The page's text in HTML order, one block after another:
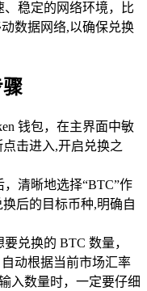
稳定的网络环境，比
数据网络,以确保兑换
钱包，在主界面中敏
击进入,开启兑换之
，清晰地选择“BTC”作
后的目标币种,明确自
兑换的 BTC 数量，
动根据当前市场汇率
入数量时，一定要仔细